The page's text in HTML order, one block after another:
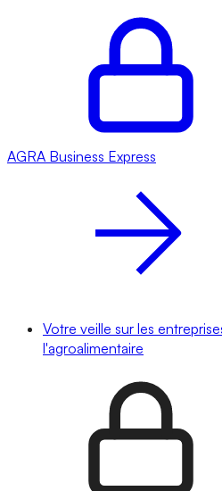
AGRA Business Express
Votre veille sur les
l'agroalimentaire